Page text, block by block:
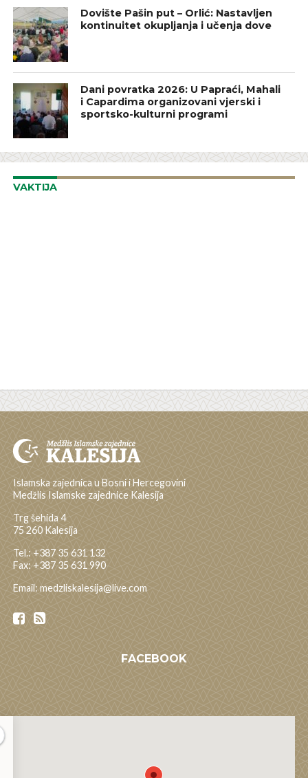
Dovište Pašin put – Orlić: Nastavljen
kontinuitet okupljanja i učenja dove
Dani povratka 2026: U Papraći, Mahali
i Capardima organizovani vjerski i
sportsko-kulturni programi
VAKTIJA
Islamska zajednica u Bosni i Hercegovini
Medžlis Islamske zajednice Kalesija
Trg šehida 4
75 260 Kalesija
Tel.: +387 35 631 132
Fax: +387 35 631 990
Email: medzliskalesija@live.com
FACEBOOK